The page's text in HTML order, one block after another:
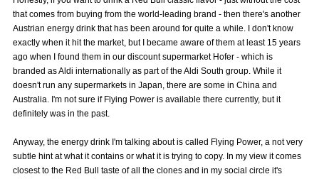
that comes from buying from the world-leading brand - then there's another
Austrian energy drink that has been around for quite a while. I don't know
exactly when it hit the market, but I became aware of them at least 15 years
ago when I found them in our discount supermarket Hofer - which is
branded as Aldi internationally as part of the Aldi South group. While it
doesn't run any supermarkets in Japan, there are some in China and
Australia. I'm not sure if Flying Power is available there currently, but it
definitely was in the past.
Anyway, the energy drink I'm talking about is called Flying Power, a not very
subtle hint at what it contains or what it is trying to copy. In my view it comes
closest to the Red Bull taste of all the clones and in my social circle it's